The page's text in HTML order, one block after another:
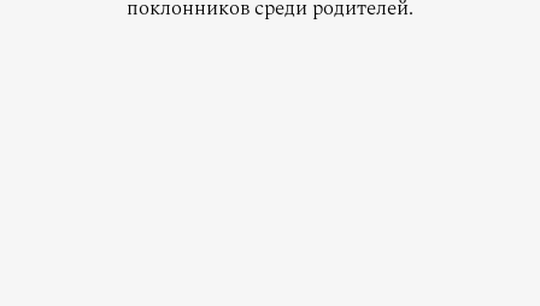
поклонников среди родителей.